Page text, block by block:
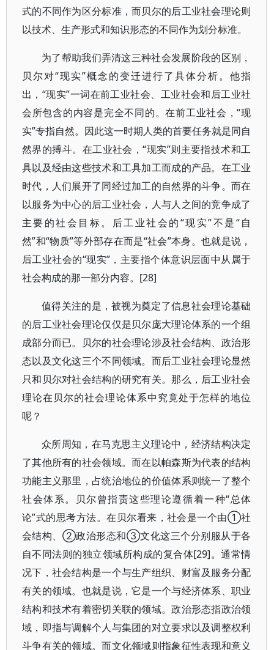
式的不同作为区分标准，而贝尔的后工业社会理论则
以技术、生产形式和知识形态的不同作为划分标准。
为了帮助我们弄清这三种社会发展阶段的区别，
贝尔对“现实”概念的变迁进行了具体分析。他指
出，“现实”一词在前工业社会、工业社会和后工业社
会所包含的内容是完全不同的。在前工业社会，“现
实”专指自然。因此这一时期人类的首要任务就是同自
然界的搏斗。在工业社会，“现实”则主要指技术和工
具以及经由这些技术和工具加工而成的产品。在工业
时代，人们展开了同经过加工的自然界的斗争。而在
以服务为中心的后工业社会，人与人之间的竞争成了
主要的社会目标。后工业社会的“现实”不是“自
然”和“物质”等外部存在而是“社会”本身。也就是说，
后工业社会的“现实”，主要指个体意识层面中从属于
社会构成的那一部分内容。[28]
值得关注的是，被视为奠定了信息社会理论基础
的后工业社会理论仅仅是贝尔庞大理论体系的一个组
成部分而已。贝尔的社会理论涉及社会结构、政治形
态以及文化这三个不同领域。而后工业社会理论显然
只和贝尔对社会结构的研究有关。那么，后工业社会
理论在贝尔的社会理论体系中究竟处于怎样的地位
呢？
众所周知，在马克思主义理论中，经济结构决定
了其他所有的社会领域。而在以帕森斯为代表的结构
功能主义那里，占统治地位的价值体系则统一了整个
社会体系。贝尔曾指责这些理论遵循着一种“总体
论”式的思考方法。在贝尔看来，社会是一个由①社
会结构、②政治形态和③文化这三个分别服从于各
自不同法则的独立领域所构成的复合体[29]。通常情
况下，社会结构是一个与生产组织、财富及服务分配
有关的领域。也就是说，它是一个与经济体系、职业
结构和技术有着密切关联的领域。政治形态指政治领
域，即指与调解个人与集团的对立要求以及调整权利
斗争有关的领域。而文化领域则指象征性表现和意义